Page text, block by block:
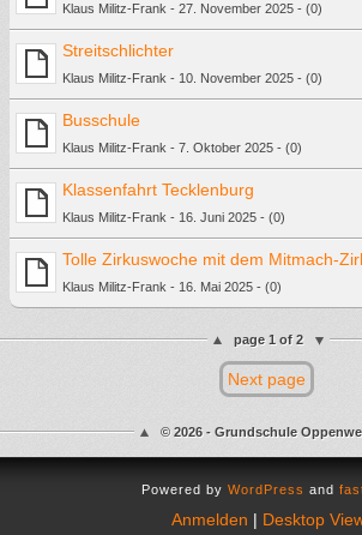
Klaus Militz-Frank - 27. November 2025 - (0)
Streitschlichter
Klaus Militz-Frank - 10. November 2025 - (0)
Busschule
Klaus Militz-Frank - 7. Oktober 2025 - (0)
Klassenfahrt Tecklenburg
Klaus Militz-Frank - 16. Juni 2025 - (0)
Tolle Zirkuswoche mit dem Mitmach-
Klaus Militz-Frank - 16. Mai 2025 - (0)
page 1 of 2
Next page
© 2026 - Grundschule
Powered by WordPress and
Anmelden | Desktop